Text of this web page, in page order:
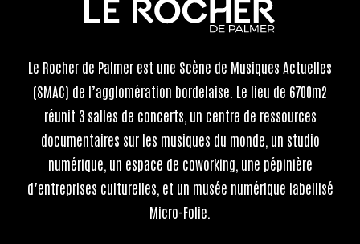
Le Rocher de Palmer est une Scène de Musiques Actuelles
(SMAC) de l’agglomération bordelaise. Le lieu de 6700m2
réunit 3 salles de concerts, un centre de ressources
documentaires sur les musiques du monde, un studio
numérique, un espace de coworking, une pépinière
d’entreprises culturelles, et un musée numérique labellisé
Micro-Folie.